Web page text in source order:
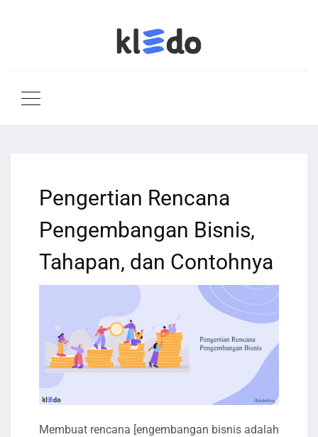
Pengertian Rencana
Pengembangan Bisnis,
Tahapan, dan Contohnya
Membuat rencana [engembangan bisnis adalah